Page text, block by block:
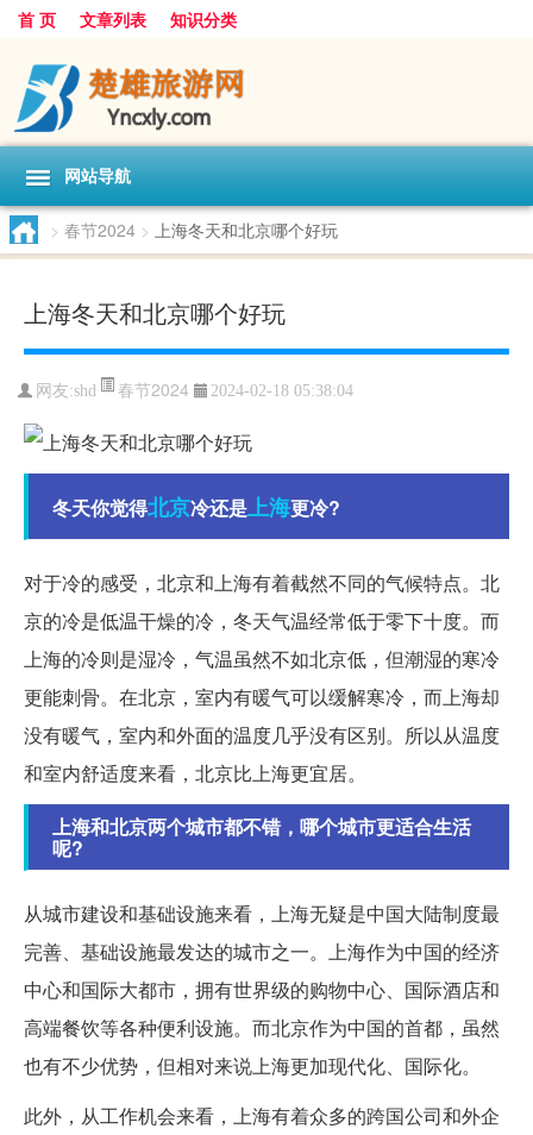
首 页 文章列表 知识分类
网站导航
> 春节2024 > 上海冬天和北京哪个好玩
上海冬天和北京哪个好玩
网友:shd 春节2024 2024-02-18 05:38:04
冬天你觉得北京冷还是上海更冷?
对于冷的感受，北京和上海有着截然不同的气候特点。北
京的冷是低温干燥的冷，冬天气温经常低于零下十度。而
上海的冷则是湿冷，气温虽然不如北京低，但潮湿的寒冷
更能刺骨。在北京，室内有暖气可以缓解寒冷，而上海却
没有暖气，室内和外面的温度几乎没有区别。所以从温度
和室内舒适度来看，北京比上海更宜居。
上海和北京两个城市都不错，哪个城市更适合生活
呢?
从城市建设和基础设施来看，上海无疑是中国大陆制度最
完善、基础设施最发达的城市之一。上海作为中国的经济
中心和国际大都市，拥有世界级的购物中心、国际酒店和
高端餐饮等各种便利设施。而北京作为中国的首都，虽然
也有不少优势，但相对来说上海更加现代化、国际化。
此外，从工作机会来看，上海有着众多的跨国公司和外企